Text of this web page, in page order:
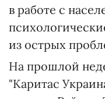
в работе с
из острых
На прошлой
"Каритас